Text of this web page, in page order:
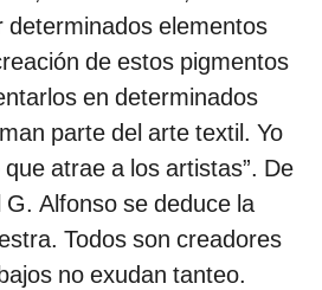
determinados elementos
de estos pigmentos
en determinados
parte del arte textil. Yo
atrae a los artistas”. De
Alfonso se deduce la
Todos son creadores
no exudan tanteo.